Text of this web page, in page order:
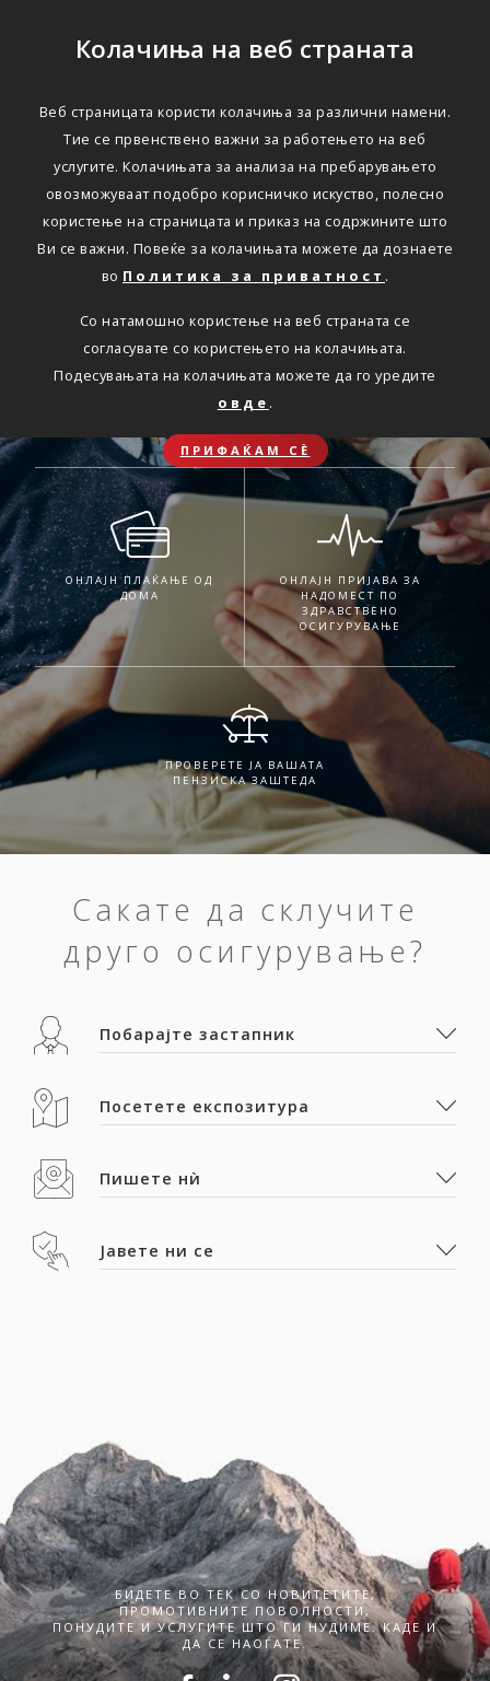
Колачиња на веб страната
Веб страницата користи колачиња за различни намени.
Тие се првенствено важни за работењето на веб
услугите. Колачињата за анализа на пребарувањето
овозможуваат подобро корисничко искуство, полесно
користење на страницата и приказ на содржините што
Ви се важни. Повеќе за колачињата можете да дознаете
во Политика за приватност .
Со натамошно користење на веб страната се
согласувате со користењето на колачињата.
Подесувањата на колачињата можете да го уредите
овде .
ПРИФАЌАМ СЀ
Секаде.
Секогаш.
Достапни онлајн услуги
ОНЛАЈН ПЛАЌАЊЕ ОД
ДОМА
ОНЛАЈН ПРИЈАВА ЗА
НАДОМЕСТ ПО
ЗДРАВСТВЕНО
ОСИГУРУВАЊЕ
ПРОВЕРЕТЕ ЈА ВАШАТА
ПЕНЗИСКА ЗАШТЕДА
Сакате да склучите
друго осигурување?
Побарајте застапник
Посетете експозитура
Пишете нѝ
Јавете ни се
БИДЕТЕ ВО ТЕК СО НОВИТЕТИТЕ,
ПРОМОТИВНИТЕ ПОВОЛНОСТИ,
ПОНУДИТЕ И УСЛУГИТЕ ШТО ГИ НУДИМЕ. КАДЕ И
ДА СЕ НАОЃАТЕ.